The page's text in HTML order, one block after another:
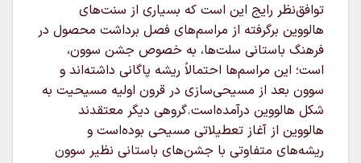
توافق‌نظر رایج این است که بسیاری از سنت‌های
هالووین برگرفته از مراسم‌های فصل برداشت محصول در
فرهنگ باستانی سلت‌ها، به خصوص جشن سوون،
است؛ این مراسم‌ها احتمالاً ریشه پاگانی داشته‌اند و
سوون بعد از مسیحی‌سازی در قرون اولیه مسیحیت به
شکل هالووین درآمده‌است.گروهی دیگر معتقدند
هالووین از آغاز تعطیلاتی مسیحی بوده‌است و
ریشه‌های متفاوتی با جشن‌های باستانی نظیر سوون